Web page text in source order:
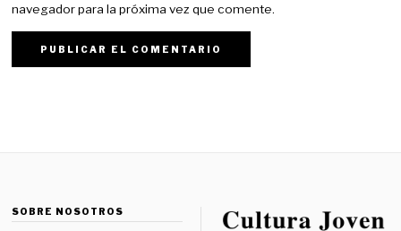
navegador para la próxima vez que comente.
SOBRE NOSOTROS